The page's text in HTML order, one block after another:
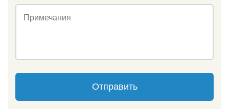
Примечания
Отправить